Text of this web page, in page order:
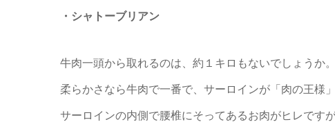
・シャトーブリアン
牛肉一頭から取れるのは、約１キロもないでしょうか。
柔らかさなら牛肉で一番で、サーロインが「肉の王様
サーロインの内側で腰椎にそってあるお肉がヒレです